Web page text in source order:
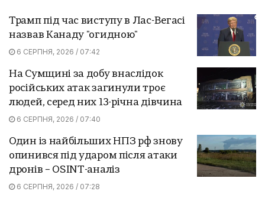
Трамп під час виступу в Лас-Вегасі
назвав Канаду "огидною"
6 СЕРПНЯ, 2026 / 07:42
На Сумщині за добу внаслідок
російських атак загинули троє
людей, серед них 13-річна дівчина
6 СЕРПНЯ, 2026 / 07:40
Один із найбільших НПЗ рф знову
опинився під ударом після атаки
дронів – OSINT-аналіз
6 СЕРПНЯ, 2026 / 07:28